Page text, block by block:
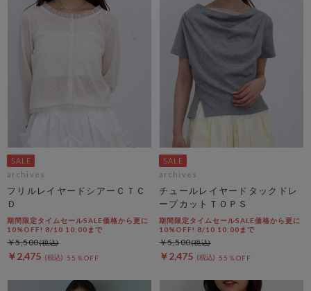
archives
フリルレイヤードシアーＣＴＣ
Ｄ
期間限定タイムセールSALE価格から更に
10%OFF! 8/10 10:00まで
￥2,475 55％OFF
￥5,500
archives
チュールレイヤードタックドレ
ープカットＴＯＰＳ
期間限定タイムセールSALE価格から更に
10%OFF! 8/10 10:00まで
￥2,475 55％OFF
￥5,500